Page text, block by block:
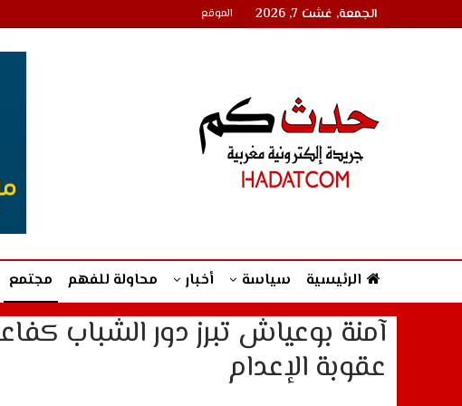
الجمعة, غشت 7, 2026 الموقع
الرئيسية سياسة أخبار محاولة للفهم مجتمع
آمنة بوعياش تبرز دور الشباب
عقوبة الإعدام